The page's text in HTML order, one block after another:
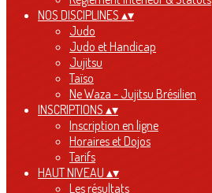
NOS DISCIPLINES ▴▾
Judo
Judo et Handicap
Jujitsu
Taïso
Ne Waza - Jujitsu Brésilien
INSCRIPTIONS ▴▾
Inscription en ligne
Horaires et Dojos
Tarifs
HAUT NIVEAU ▴▾
Les résultats